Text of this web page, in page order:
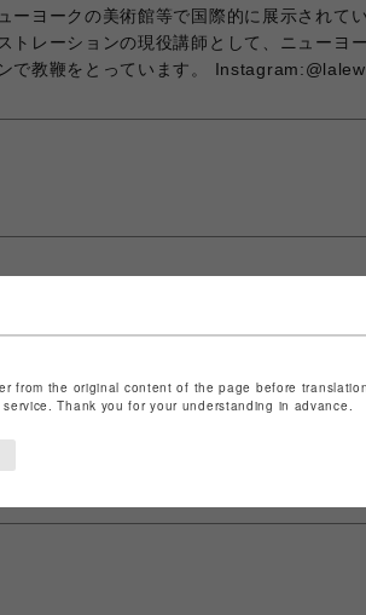
ーヨークの美術館等で国際的に展示されて
トレーションの現役講師として、ニューヨ
で教鞭をとっています。
SHOP TOP
from the original content of the page before
Thank you for your understanding in advance.